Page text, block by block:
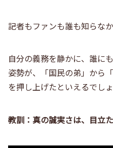
記者もファンも誰も知らな
自分の義務を静かに、誰に
姿勢が、「国民の弟」から
を押し上げたといえるでしょ
教訓：真の誠実さは、目立